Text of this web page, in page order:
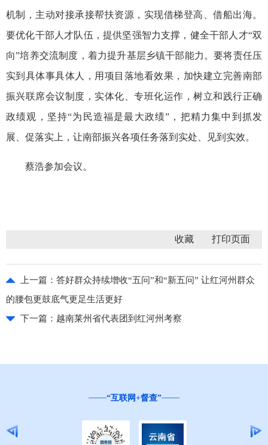
机制，主动对接承接帮扶资源，实现借梯登高、借船出海。
要优化干部人才队伍，提供坚强智力支撑，健全干部人才“双
向”培养交流制度，着力提升基层乡镇干部能力。要将责任压
实到具体事具体人，用项目落地看效果，加快建立完善南部
振兴联席会议制度，实体化、专班化运作，树立和践行正确
政绩观，坚持“为民造福是最大政绩”，把精力集中到抓发
展、促落实上，让南部振兴各项任务落到实处、见到实效。
蔡浩参加会议。
收藏
上一篇： 答好群众持续增收“五问”和“新五问” 让红河州群众
的腰包更鼓底气更足生活更好
下一篇： 越南莱州省代表团到红河州考察
“互联网+督查”